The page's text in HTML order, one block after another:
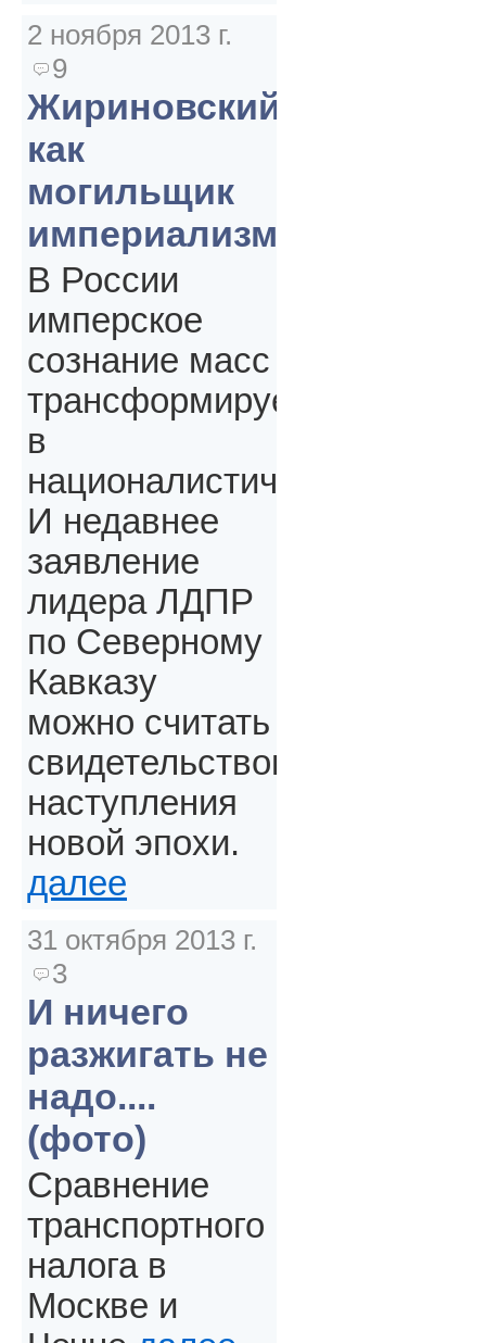
2 ноября 2013 г.
9
Жириновский
как
могильщик
империализма
В России
имперское
сознание масс
трансформируется
в
националистическое.
И недавнее
заявление
лидера ЛДПР
по Северному
Кавказу
можно считать
свидетельством
наступления
новой эпохи.
далее
31 октября 2013 г.
3
И ничего
разжигать не
надо....
(фото)
Сравнение
транспортного
налога в
Москве и